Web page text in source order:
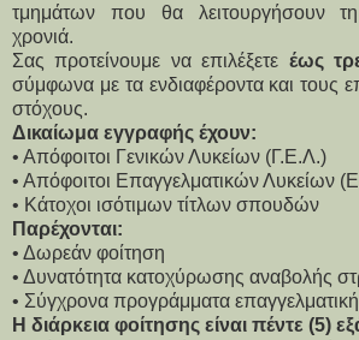
τμημάτων που θα λειτουργήσουν τη
χρονιά.
Σας προτείνουμε να επιλέξετε έως
σύμφωνα με τα ενδιαφέροντα και τους
στόχους.
Δικαίωμα εγγραφής έχουν:
• Απόφοιτοι Γενικών Λυκείων (Γ.Ε.Λ.)
• Απόφοιτοι Επαγγελματικών Λυκείων
• Κάτοχοι ισότιμων τίτλων σπουδών
Παρέχονται:
• Δωρεάν φοίτηση
• Δυνατότητα κατοχύρωσης αναβολής
• Σύγχρονα προγράμματα
Η διάρκεια φοίτησης είναι πέντε (5)